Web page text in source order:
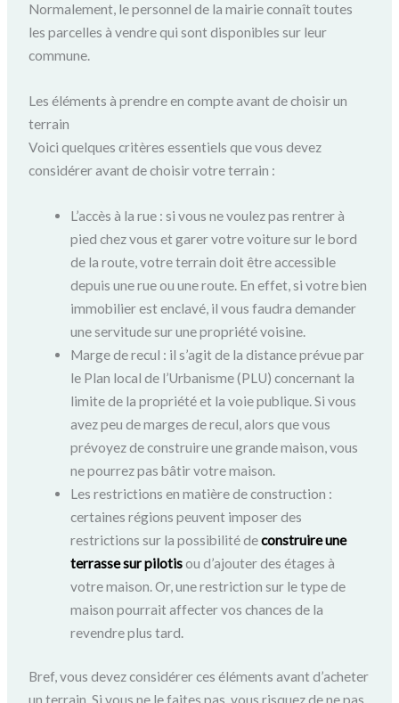
Normalement, le personnel de la mairie connaît toutes
les parcelles à vendre qui sont disponibles sur leur
commune.
Les éléments à prendre en compte avant de choisir un
terrain
Voici quelques critères essentiels que vous devez
considérer avant de choisir votre terrain :
L’accès à la rue : si vous ne voulez pas rentrer à
pied chez vous et garer votre voiture sur le bord
de la route, votre terrain doit être accessible
depuis une rue ou une route. En effet, si votre bien
immobilier est enclavé, il vous faudra demander
une servitude sur une propriété voisine.
Marge de recul : il s’agit de la distance prévue par
le Plan local de l’Urbanisme (PLU) concernant la
limite de la propriété et la voie publique. Si vous
avez peu de marges de recul, alors que vous
prévoyez de construire une grande maison, vous
ne pourrez pas bâtir votre maison.
Les restrictions en matière de construction :
certaines régions peuvent imposer des
restrictions sur la possibilité deconstruire une
terrasse sur pilotisou d’ajouter des étages à
votre maison. Or, une restriction sur le type de
maison pourrait affecter vos chances de la
revendre plus tard.
Bref, vous devez considérer ces éléments avant d’acheter
un terrain. Si vous ne le faites pas, vous risquez de ne pas